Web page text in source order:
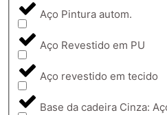
Aço Pintura autom.
Aço Revestido em PU
Aço revestido em tecido
Base da cadeira Cinza: